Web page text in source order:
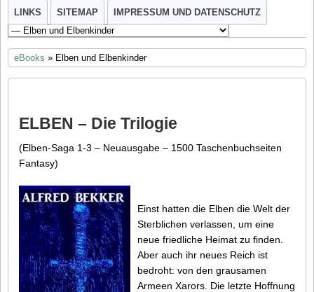
LINKS SITEMAP IMPRESSUM UND DATENSCHUTZ
eBooks » Elben und Elbenkinder
ELBEN – Die Trilogie
(Elben-Saga 1-3 – Neuausgabe – 1500 Taschenbuchseiten
Fantasy)
Einst hatten die Elben die Welt der
Sterblichen verlassen, um eine
neue friedliche Heimat zu finden.
Aber auch ihr neues Reich ist
bedroht: von den grausamen
Armeen Xarors. Die letzte Hoffnung